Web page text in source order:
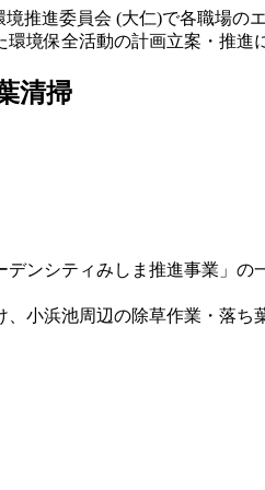
推進委員会 (大仁)で各職場の
境保全活動の計画立案・推進
清掃
ンシティみしま推進事業」
小浜池周辺の除草作業・落ち